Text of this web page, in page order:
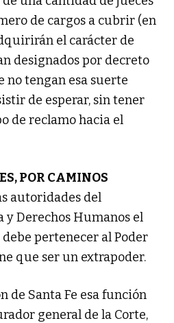
de cargos a cubrir (en
el carácter de
designados por decreto
no tengan esa suerte
de esperar, sin tener
de reclamo hacia el
POR CAMINOS
autoridades del
Derechos Humanos el
pertenecer al Poder
que ser un extrapoder.
de Santa Fe esa función
general de la Corte,